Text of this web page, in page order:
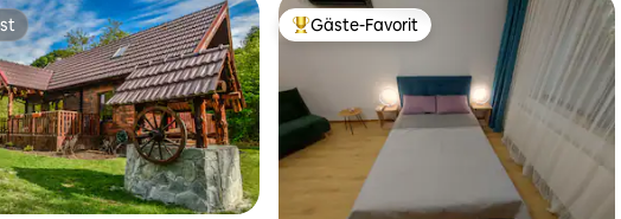
Beliebter Gäste-Favorit.
Gäste-Favorit